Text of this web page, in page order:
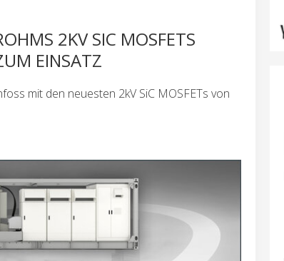
2KV SIC MOSFETS
EINSATZ
mit den neuesten 2kV SiC MOSFETs von